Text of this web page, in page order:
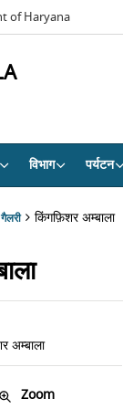
of Haryana
विभाग पर्यटन
किंगफ़िशर अम्बाला
अम्बाला
Zoom